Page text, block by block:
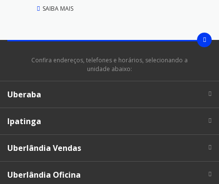
SAIBA MAIS
Confira endereços, telefones e horários, selecionando a
unidade abaixo:
Uberaba
Ipatinga
Uberlândia Vendas
Uberlândia Oficina